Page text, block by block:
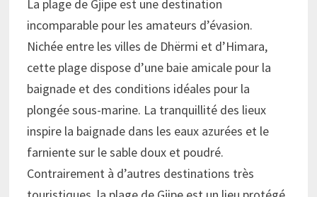
La plage de Gjipe est une destination
incomparable pour les amateurs d’évasion.
Nichée entre les villes de Dhërmi et d’Himara,
cette plage dispose d’une baie amicale pour la
baignade et des conditions idéales pour la
plongée sous-marine. La tranquillité des lieux
inspire la baignade dans les eaux azurées et le
farniente sur le sable doux et poudré.
Contrairement à d’autres destinations très